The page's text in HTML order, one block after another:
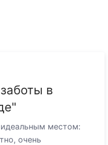
в
местом:
очень